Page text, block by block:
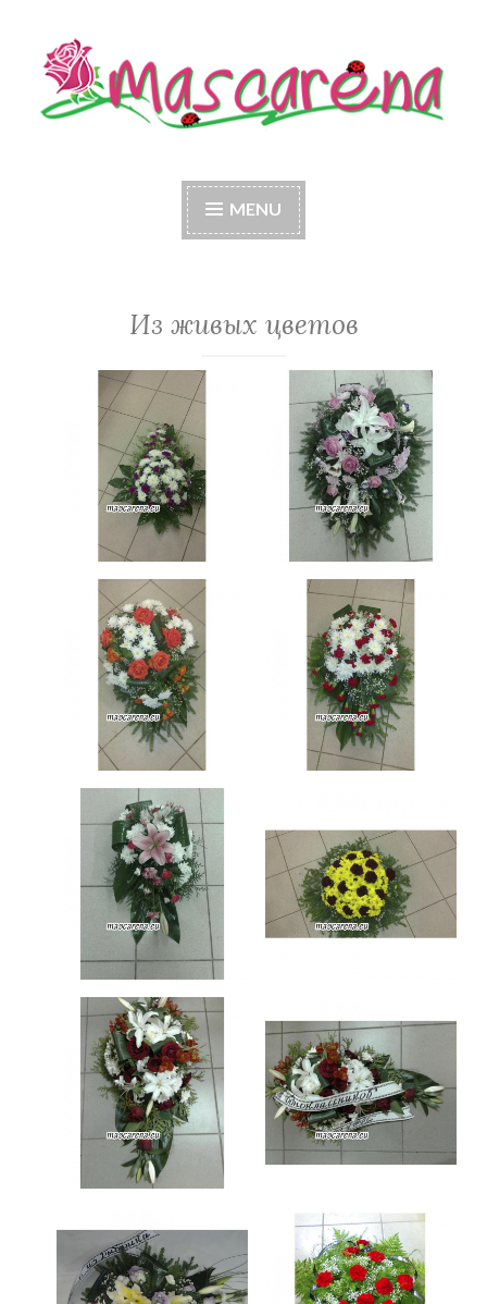
Skip
to
content
Mascarena
MENU
Из живых цветов